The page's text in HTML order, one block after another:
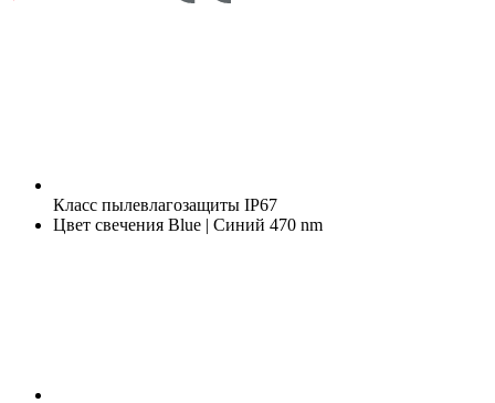
Класс пылевлагозащиты IP67
Цвет свечения Blue | Синий 470 nm